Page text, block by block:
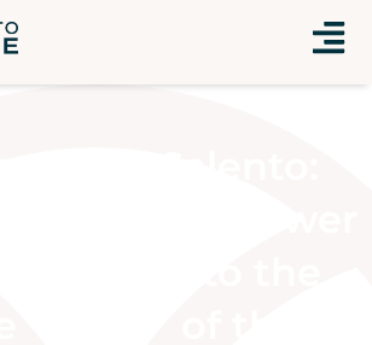
Menu